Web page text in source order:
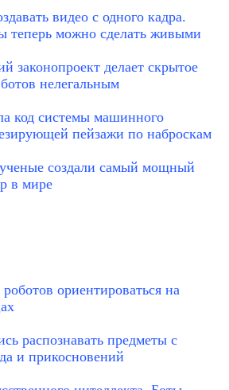
видео с одного кадра.
теперь можно сделать живыми
законопроект делает скрытое
нелегальным
код системы машинного
пейзажи по наброскам
создали самый мощный
в мире
ориентироваться на
распознавать предметы с
и прикосновений